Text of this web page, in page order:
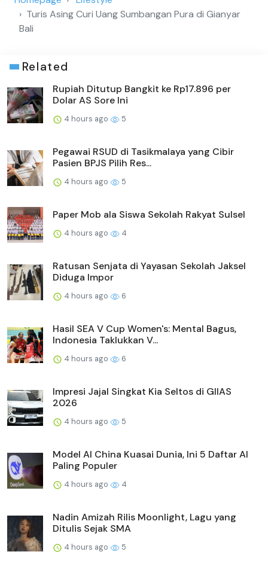
Turis Asing Curi Uang Sumbangan Pura di Gianyar
Bali
Related
Rupiah Ditutup Bangkit ke Rp17.896 per
Dolar AS Sore Ini
4 hours ago 5
Pegawai RSUD di Tasikmalaya yang Cibir
Pasien BPJS Pilih Res...
4 hours ago 5
Paper Mob ala Siswa Sekolah Rakyat Sulsel
4 hours ago 4
Ratusan Senjata di Yayasan Sekolah Jaksel
Diduga Impor
4 hours ago 6
Hasil SEA V Cup Women's: Mental Bagus,
Indonesia Taklukkan V...
4 hours ago 6
Impresi Jajal Singkat Kia Seltos di GIIAS
2026
4 hours ago 5
Model AI China Kuasai Dunia, Ini 5 Daftar AI
Paling Populer
4 hours ago 4
Nadin Amizah Rilis Moonlight, Lagu yang
Ditulis Sejak SMA
4 hours ago 5